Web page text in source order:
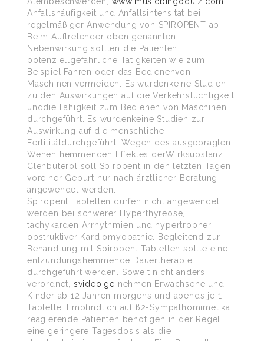
Anfallshäufigkeit und Anfallsintensität bei
regelmäßiger Anwendung von SPIROPENT ab.
Beim Auftretender oben genannten
Nebenwirkung sollten die Patienten
potenziellgefährliche Tätigkeiten wie zum
Beispiel Fahren oder das Bedienenvon
Maschinen vermeiden. Es wurdenkeine Studien
zu den Auswirkungen auf die Verkehrstüchtigkeit
unddie Fähigkeit zum Bedienen von Maschinen
durchgeführt. Es wurdenkeine Studien zur
Auswirkung auf die menschliche
Fertilitätdurchgeführt. Wegen des ausgeprägten
Wehen hemmenden Effektes derWirksubstanz
Clenbuterol soll Spiropent in den letzten Tagen
voreiner Geburt nur nach ärztlicher Beratung
angewendet werden.
Spiropent Tabletten dürfen nicht angewendet
werden bei schwerer Hyperthyreose,
tachykarden Arrhythmien und hypertropher
obstruktiver Kardiomyopathie. Begleitend zur
Behandlung mit Spiropent Tabletten sollte eine
entzündungshemmende Dauertherapie
durchgeführt werden. Soweit nicht anders
verordnet, svideo.ge nehmen Erwachsene und
Kinder ab 12 Jahren morgens und abends je 1
Tablette. Empfindlich auf ß2-Sympathomimetika
reagierende Patienten benötigen in der Regel
eine geringere Tagesdosis als die